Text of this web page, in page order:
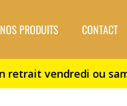
NOS PRODUITS CONTACT